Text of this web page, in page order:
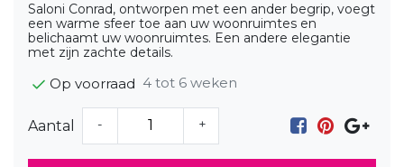
Saloni Conrad, ontworpen met een ander begrip, voegt
een warme sfeer toe aan uw woonruimtes en
belichaamt uw woonruimtes. Een andere elegantie
met zijn zachte details.
Op voorraad 4 tot 6 weken
Aantal - +